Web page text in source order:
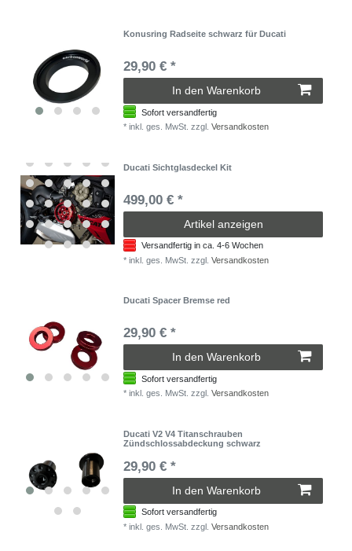
Konusring Radseite schwarz für Ducati
29,90 € *
In den Warenkorb
Sofort versandfertig
*inkl. ges. MwSt. zzgl.Versandkosten
Ducati Sichtglasdeckel Kit
499,00 € *
Artikel anzeigen
Versandfertig in ca. 4-6 Wochen
*inkl. ges. MwSt. zzgl.Versandkosten
Ducati Spacer Bremse red
29,90 € *
In den Warenkorb
Sofort versandfertig
*inkl. ges. MwSt. zzgl.Versandkosten
Ducati V2 V4 Titanschrauben
Zündschlossabdeckung schwarz
29,90 € *
In den Warenkorb
Sofort versandfertig
*inkl. ges. MwSt. zzgl.Versandkosten